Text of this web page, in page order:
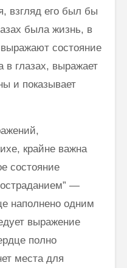
взгляд его был бы
была жизнь, в
состояние
в глазах, выражает
и показывает
крайне важна
состояние
—
наполнено одним
выражение
полно
места для